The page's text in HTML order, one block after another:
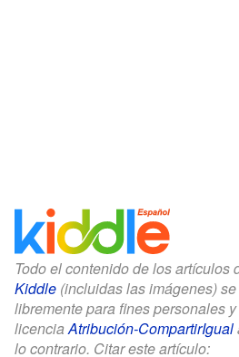
Todo el contenido de los artículos
Kiddle (incluidas las imágenes)
libremente para fines personales
licenciaAtribución-CompartirIgual
lo contrario. Citar este artículo: